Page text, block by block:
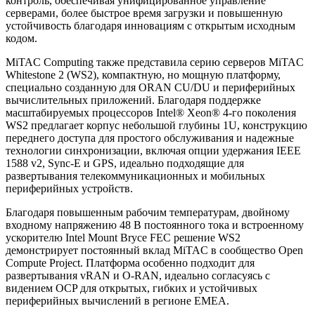
серверами, более быстрое время загрузки и повышенную
устойчивость благодаря инновациям с открытым исходным
кодом.
MiTAC Computing также представила серию серверов MiTAC
Whitestone 2 (WS2), компактную, но мощную платформу,
специально созданную для ORAN CU/DU и периферийных
вычислительных приложений. Благодаря поддержке
масштабируемых процессоров Intel® Xeon® 4-го поколения
WS2 предлагает корпус небольшой глубины 1U, конструкцию
переднего доступа для простого обслуживания и надежные
технологии синхронизации, включая опции удержания IEEE
1588 v2, Sync-E и GPS, идеально подходящие для
развертывания телекоммуникационных и мобильных
периферийных устройств.
Благодаря повышенным рабочим температурам, двойному
входному напряжению 48 В постоянного тока и встроенному
ускорителю Intel Mount Bryce FEC решение WS2
демонстрирует постоянный вклад MiTAC в сообщество Open
Compute Project. Платформа особенно подходит для
развертывания vRAN и O-RAN, идеально согласуясь с
видением OCP для открытых, гибких и устойчивых
периферийных вычислений в регионе EMEA.